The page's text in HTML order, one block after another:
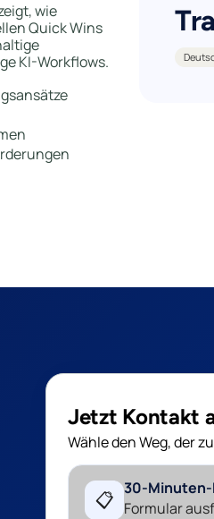
wie
Quick Wins
KI-Workflows.
Jetzt Kontakt
Wähle den Weg, der
📋 30-
Formular